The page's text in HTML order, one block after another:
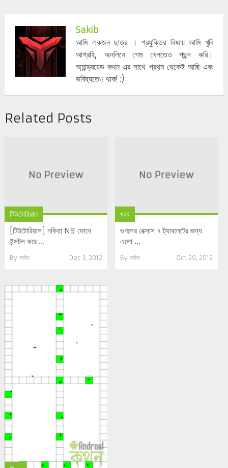
Sakib
আমি একজন ছাত্র । প্রযুক্তির বিষয়ে আমি খুবি
আগ্রহি, অনলিনে গেম খেলতেও পছন্দ করি।
অ্যান্ড্রয়েড কথন এর সাথে প্রথম থেকেই আছি এবং
ভবিষ্যতেও থাক! :)
Related Posts
টিউটোরিয়াল
[টিউটোরিয়াল] নকিয়া N9 ফোনে
ইন্সটল করে ...
By সজীব Dec 3, 2012
খবর
গুগলের নেক্সাস ৭ ট্যাবলেটের জন্য
এলো ...
By সজীব Oct 29, 2012